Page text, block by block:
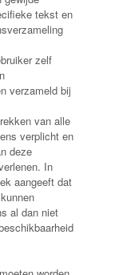
tekst en
zelf
verzameld bij
van alle
verplicht en
deze
In
aangeeft dat
al dan niet